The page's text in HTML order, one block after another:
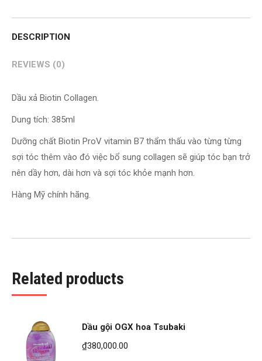
DESCRIPTION
REVIEWS (0)
Dầu xả Biotin Collagen.
Dung tích: 385ml
Dưỡng chất Biotin ProV vitamin B7 thẩm thấu vào từng từng
sợi tóc thêm vào đó việc bổ sung collagen sẽ giúp tóc bạn trở
nên dầy hơn, dài hơn và sợi tóc khỏe mạnh hơn.
Hàng Mỹ chính hãng.
Related products
Dầu gội OGX hoa Tsubaki
₫380,000.00